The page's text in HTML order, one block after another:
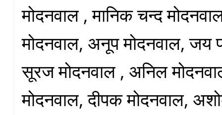
मोदनवाल , मानिक चन्द
मोदनवाल, अनूप मोदनवाल, जय
सूरज मोदनवाल , अनिल
मोदनवाल, दीपक मोदनवाल,